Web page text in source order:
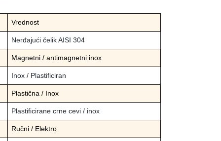
Vrednost
Nerđajući čelik AISI 304
Magnetni / antimagnetni inox
Inox / Plastificiran
Plastična / Inox
Plastificirane crne cevi / inox
Ručni / Elektro